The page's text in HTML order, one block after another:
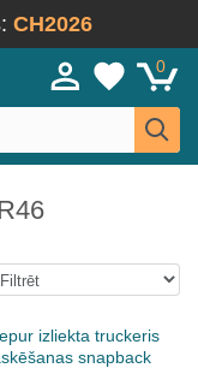
CH2026
0